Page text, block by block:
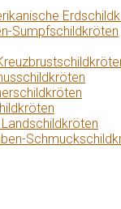
Sumpfschildkröten